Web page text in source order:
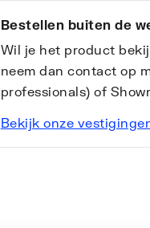
Bestellen buiten de
Wil je het product
neem dan contact op
professionals) of
Bekijk onze